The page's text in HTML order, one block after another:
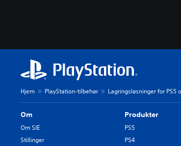
Hjem PlayStation-tilbehør Lagringsløsninger for PS5
Om
Om SIE
Stillinger
Produkter
PS5
PS4